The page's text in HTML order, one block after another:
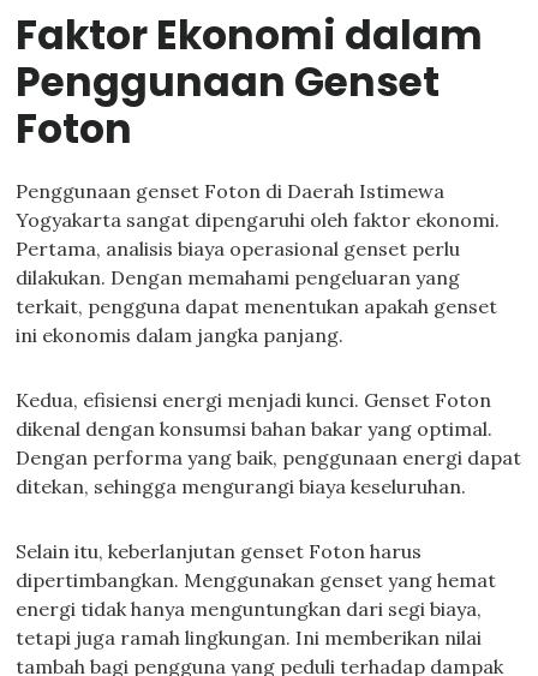
Faktor Ekonomi dalam
Penggunaan Genset
Foton
Penggunaan genset Foton di Daerah Istimewa
Yogyakarta sangat dipengaruhi oleh faktor ekonomi.
Pertama, analisis biaya operasional genset perlu
dilakukan. Dengan memahami pengeluaran yang
terkait, pengguna dapat menentukan apakah genset
ini ekonomis dalam jangka panjang.
Kedua, efisiensi energi menjadi kunci. Genset Foton
dikenal dengan konsumsi bahan bakar yang optimal.
Dengan performa yang baik, penggunaan energi dapat
ditekan, sehingga mengurangi biaya keseluruhan.
Selain itu, keberlanjutan genset Foton harus
dipertimbangkan. Menggunakan genset yang hemat
energi tidak hanya menguntungkan dari segi biaya,
tetapi juga ramah lingkungan. Ini memberikan nilai
tambah bagi pengguna yang peduli terhadap dampak